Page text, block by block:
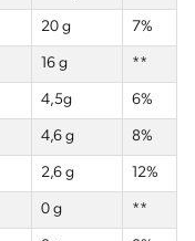
20 g 7%
16 g **
4,5g 6%
4,6 g 8%
2,6 g 12%
0 g **